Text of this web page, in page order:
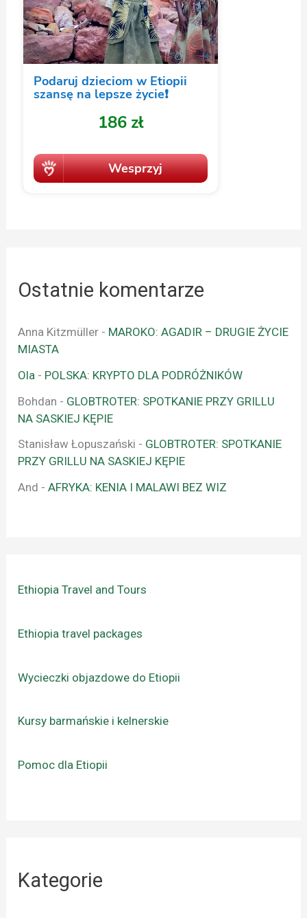
Ostatnie komentarze
Anna Kitzmüller - MAROKO: AGADIR – DRUGIE ŻYCIE
MIASTA
Ola - POLSKA: KRYPTO DLA PODRÓŻNIKÓW
Bohdan - GLOBTROTER: SPOTKANIE PRZY GRILLU
NA SASKIEJ KĘPIE
Stanisław Łopuszański - GLOBTROTER: SPOTKANIE
PRZY GRILLU NA SASKIEJ KĘPIE
And -AFRYKA: KENIA I MALAWI BEZ WIZ
Ethiopia Travel and Tours
Ethiopia travel packages
Wycieczki objazdowe do Etiopii
Kursy barmańskie i kelnerskie
Pomoc dla Etiopii
Kategorie